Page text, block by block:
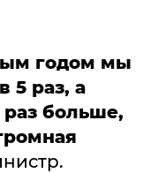
годом мы
5 раз, а
больше,